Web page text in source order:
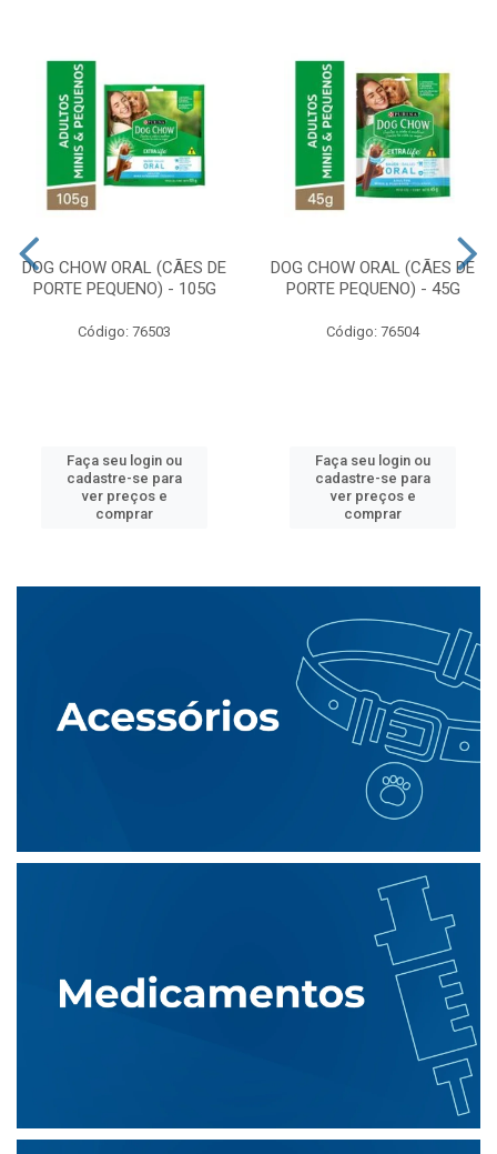
DOG CHOW ORAL (CÃES DE
PORTE PEQUENO) - 105G
Código: 76503
Faça seu login ou
cadastre-se para
ver preços e
comprar
DOG CHOW ORAL (CÃES DE
PORTE PEQUENO) - 45G
Código: 76504
Faça seu login ou
cadastre-se para
ver preços e
comprar